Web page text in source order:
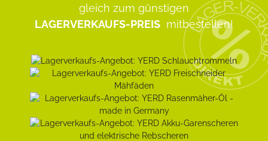
gleich zum günstigen
LAGERVERKAUFS-PREIS mitbestellen!